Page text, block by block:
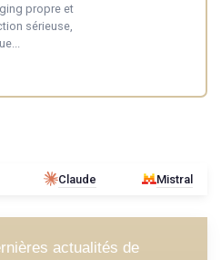
propre et
sérieuse,
Claude Mistral
actualités de